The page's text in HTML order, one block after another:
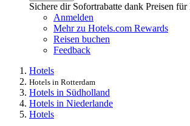
Sichere dir Sofortrabatte dank Preisen
Anmelden
Mehr zu Hotels.com Rewards
Reisen buchen
Feedback
Hotels
Hotels in Rotterdam
Hotels in Südholland
Hotels in Niederlande
Hotels